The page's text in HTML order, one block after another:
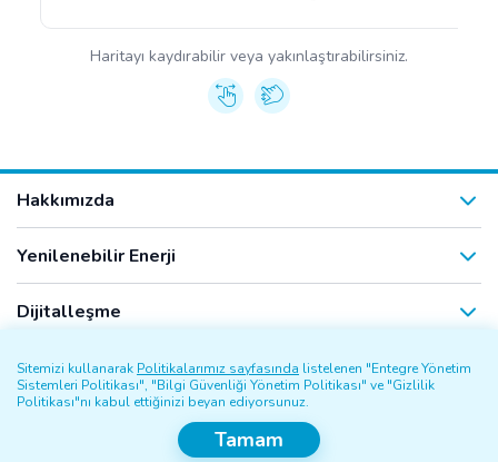
Haritayı kaydırabilir veya yakınlaştırabilirsiniz.
Hakkımızda
Yenilenebilir Enerji
Dijitalleşme
İnsan ve Kültür
Sitemizi kullanarak Politikalarımız sayfasında listelenen "Entegre Yönetim
Sistemleri Politikası", "Bilgi Güvenliği Yönetim Politikası" ve "Gizlilik
Politikası"nı kabul ettiğinizi beyan ediyorsunuz.
Tamam